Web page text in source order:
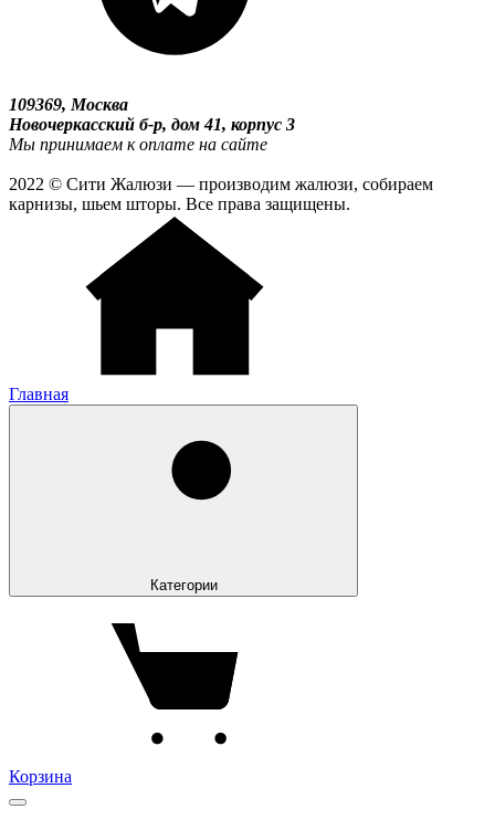
109369, Москва
Новочеркасский б-р, дом 41, корпус 3
Мы принимаем к оплате на сайте
2022 © Сити Жалюзи — производим жалюзи, собираем
карнизы, шьем шторы. Все права защищены.
Главная
Категории
Корзина